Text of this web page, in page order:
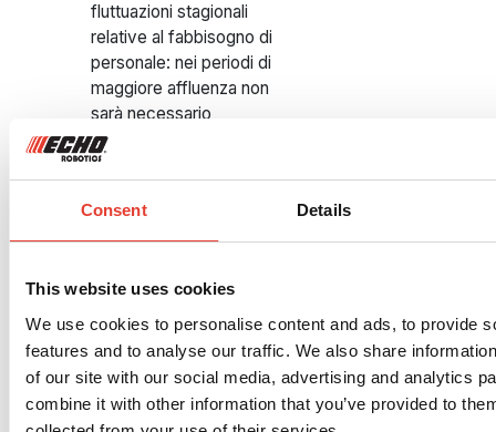
Consent Details
This website uses cookies
We use cookies to personalise content and ads, to provide
features and to analyse our traffic. We also share
of our site with our social media, advertising and analytics
combine it with other information that you’ve provided to
fluttuazioni stagionali
relative al fabbisogno di
personale: nei periodi di
maggiore affluenza non
sarà necessario
assumere un alto numero
di dipendenti, mentre
robot potranno continuare
a lavorare in base alle
modo si tengono sotto
controllo i costi e si
migliora la qualità del
prato. Inoltre, quando il
team di manutenzione
viene liberato da compiti